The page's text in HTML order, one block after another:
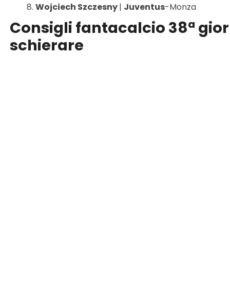
Wojciech Szczesny| Juventus-Monza
Consigli fantacalcio 38ª
schierare